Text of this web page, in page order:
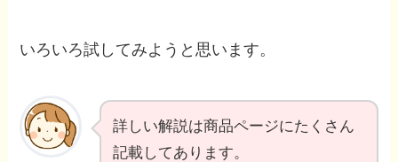
いろいろ試してみようと思います。
詳しい解説は商品ページにたくさん
記載してあります。